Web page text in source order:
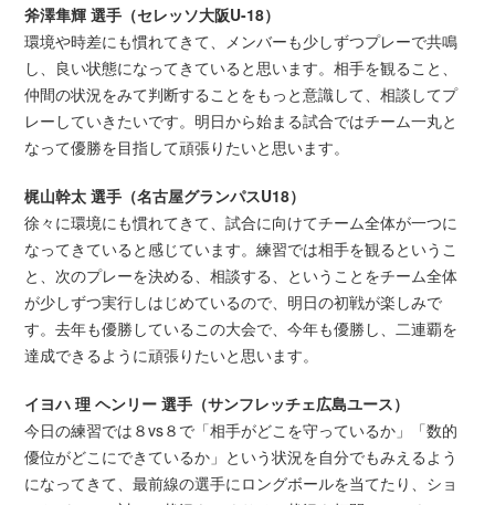
斧澤隼輝 選手（セレッソ大阪U-18）
環境や時差にも慣れてきて、メンバーも少しずつプレーで共鳴
し、良い状態になってきていると思います。相手を観ること、
仲間の状況をみて判断することをもっと意識して、相談してプ
レーしていきたいです。明日から始まる試合ではチーム一丸と
なって優勝を目指して頑張りたいと思います。
梶山幹太 選手（名古屋グランパスU18）
徐々に環境にも慣れてきて、試合に向けてチーム全体が一つに
なってきていると感じています。練習では相手を観るというこ
と、次のプレーを決める、相談する、ということをチーム全体
が少しずつ実行しはじめているので、明日の初戦が楽しみで
す。去年も優勝しているこの大会で、今年も優勝し、二連覇を
達成できるように頑張りたいと思います。
イヨハ 理 ヘンリー 選手（サンフレッチェ広島ユース）
今日の練習では８vs８で「相手がどこを守っているか」「数的
優位がどこにできているか」という状況を自分でもみえるよう
になってきて、最前線の選手にロングボールを当てたり、ショ